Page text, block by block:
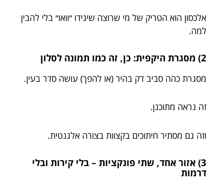
אלכסון הוא הטריק של מי שרוצה שיגידו ״וואו״ בלי להבין
למה.
2) מסגרת היקפית: כן, זה כמו תמונה לסלון
מסגרת כהה סביב דק בהיר (או להפך) עושה סדר בעין.
זה נראה מתוכנן.
וזה גם מסתיר חיתוכים בקצוות בצורה אלגנטית.
3) אזור אחד, שתי פונקציות – בלי קירות ובלי
דרמות